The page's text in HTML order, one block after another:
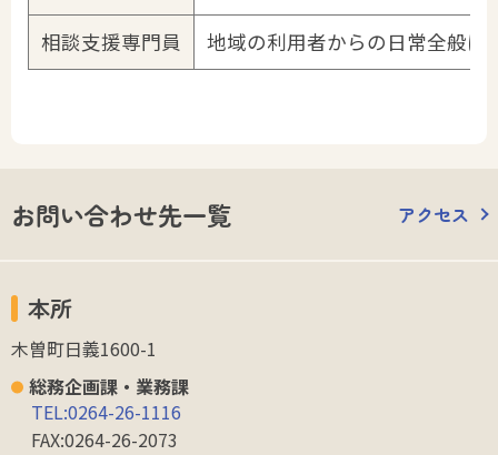
相談支援専門員
地域の利用者からの日常全般に
お問い合わせ先一覧 アクセス
本所
木曽町日義1600-1
総務企画課・業務課
TEL:0264-26-1116
FAX:0264-26-2073